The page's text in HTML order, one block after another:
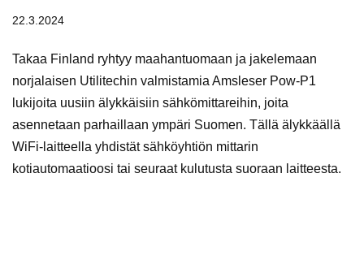
22.3.2024
Takaa Finland ryhtyy maahantuomaan ja jakelemaan
norjalaisen Utilitechin valmistamia Amsleser Pow-P1
lukijoita uusiin älykkäisiin sähkömittareihin, joita
asennetaan parhaillaan ympäri Suomen. Tällä älykkäällä
WiFi-laitteella yhdistät sähköyhtiön mittarin
kotiautomaatioosi tai seuraat kulutusta suoraan laitteesta.